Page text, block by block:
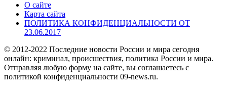
О сайте
Карта сайта
ПОЛИТИКА КОНФИДЕНЦИАЛЬНОСТИ ОТ
23.06.2017
© 2012-2022 Последние новости России и мира сегодня
онлайн: криминал, происшествия, политика России и мира.
Отправляя любую форму на сайте, вы соглашаетесь с
политикой конфиденциальности 09-news.ru.